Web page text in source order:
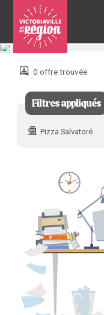
Pour
joindre 0 offre trouvée
Filtres appliqués
Pizza Salvatoré